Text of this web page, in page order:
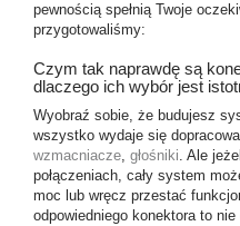
pewnością spełnią Twoje
przygotowaliśmy:
Czym tak naprawdę są
dlaczego ich wybór jest
Wyobraź sobie, że budujesz
wszystko wydaje się
wzmacniacze, głośniki. Ale
połączeniach, cały system
moc lub wręcz przestać
odpowiedniego konektora to